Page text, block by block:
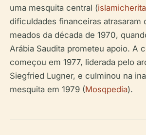
uma mesquita central (
dificuldades financeiras atrasaram
meados da década de 1970,
Arábia Saudita prometeu apoio. A
começou em 1977, liderada pelo
Siegfried Lugner, e culminou na
mesquita em 1979 (Mosqpedia).